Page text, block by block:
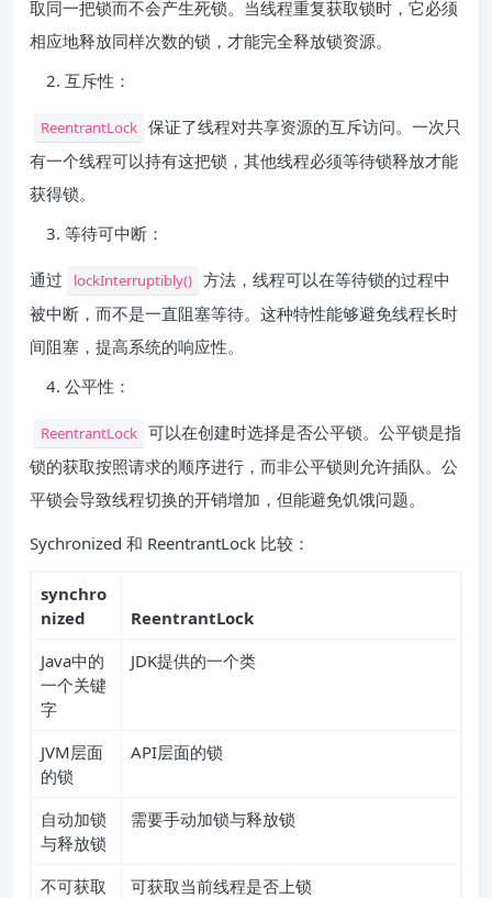
取同一把锁而不会产生死锁。当线程重复获取锁时，它必须
相应地释放同样次数的锁，才能完全释放锁资源。
互斥性：
ReentrantLock 保证了线程对共享资源的互斥访问。一次只
有一个线程可以持有这把锁，其他线程必须等待锁释放才能
获得锁。
等待可中断：
通过 lockInterruptibly() 方法，线程可以在等待锁的过程中
被中断，而不是一直阻塞等待。这种特性能够避免线程长时
间阻塞，提高系统的响应性。
公平性：
ReentrantLock 可以在创建时选择是否公平锁。公平锁是指
锁的获取按照请求的顺序进行，而非公平锁则允许插队。公
平锁会导致线程切换的开销增加，但能避免饥饿问题。
Sychronized 和 ReentrantLock 比较：
synchro
nized
ReentrantLock
Java中的
一个关键
字
JDK提供的一个类
JVM层面
的锁
API层面的锁
自动加锁
与释放锁
需要手动加锁与释放锁
不可获取
可获取当前线程是否上锁